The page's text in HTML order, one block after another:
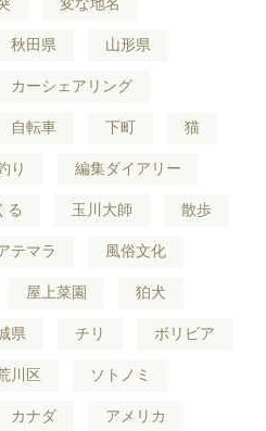
変な地名
秋田県 山形県
カーシェアリング
自転車 下町 猫
り 編集ダイアリー
る 玉川大師 散歩
テマラ 風俗文化
屋上菜園 狛犬
県 チリ ボリビア
川区 ソトノミ
カナダ アメリカ